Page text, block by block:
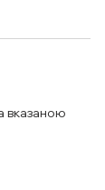
вказаною